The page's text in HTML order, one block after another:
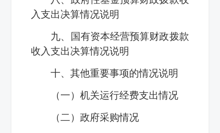
入支出决算情况说明
九、国有资本经营预算财政拨款
收入支出决算情况说明
十、其他重要事项的情况说明
（一）机关运行经费支出情况
（二）政府采购情况